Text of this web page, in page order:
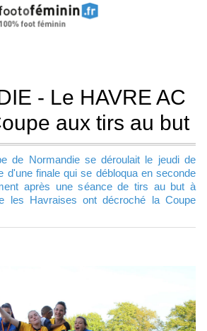
- Le HAVRE AC
aux tirs au but
de Normandie se déroulait le jeudi de
d'une finale qui se débloqua en seconde
après une séance de tirs au but à
les Havraises ont décroché la Coupe